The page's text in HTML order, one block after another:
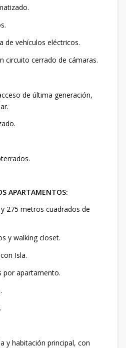
de vehículos eléctricos.
circuito cerrado de cámaras.
de última generación,
APARTAMENTOS:
275 metros cuadrados de
y walking closet.
Isla.
por apartamento.
y habitación principal, con